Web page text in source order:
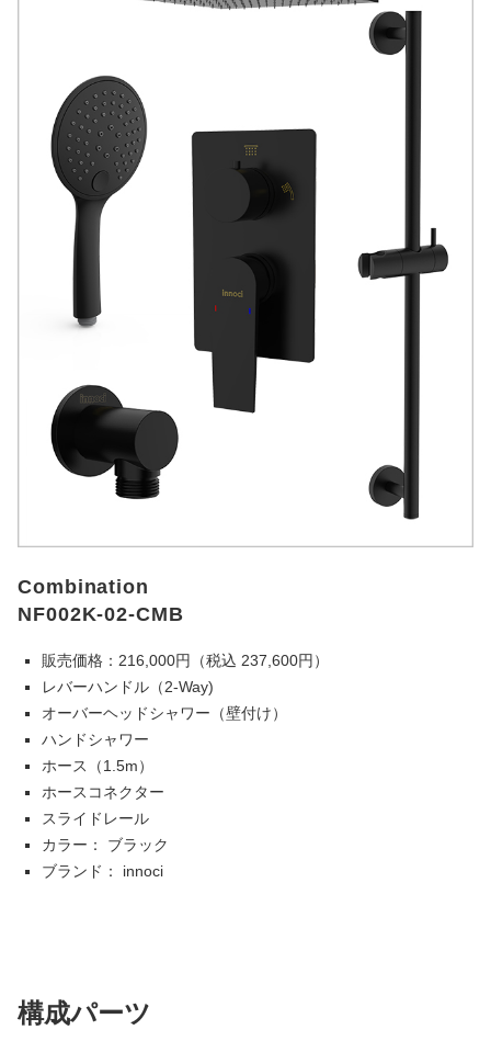
Combination
NF002K-02-CMB
販売価格：216,000円（税込 237,600円）
レバーハンドル（2-Way)
オーバーヘッドシャワー（壁付け）
ハンドシャワー
ホース（1.5m）
ホースコネクター
スライドレール
カラー： ブラック
ブランド： innoci
構成パーツ